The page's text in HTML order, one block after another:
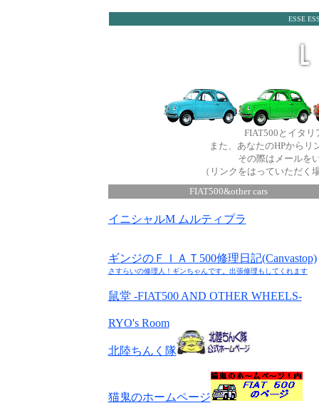
ESSE
FIAT500とイタ
また、あなたのHPから
その際はメールを
（リンクをはっていただ
FIAT500&other cars
イニシャルM ムルティプラ
ギンジのＦＩＡＴ500修理日記(Canvastop)
さすらいの修理人！ギンちゃんです。出張修理もしてくれます
鼠堂 -FIAT500 AND OTHER WHEELS-
RYO's Room
北陸ちんく隊
猫鬼のホームページ